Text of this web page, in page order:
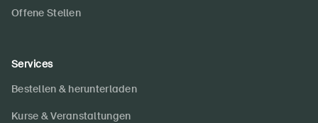
Offene Stellen
Services
Bestellen & herunterladen
Kurse & Veranstaltungen